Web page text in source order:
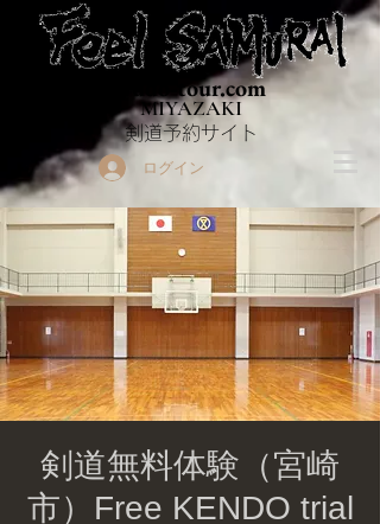
Budo-tour.com
MIYAZAKI
​剣道予約サイト
ログイン
剣道無料体験（宮崎
市）Free KENDO trial